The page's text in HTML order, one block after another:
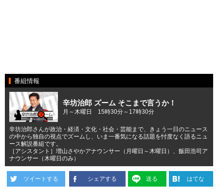
番組情報
辛坊治郎 ズーム そこまで言うか！
月～木曜日 15時30分～17時30分
辛坊治郎さんが政治・経済・文化・社会・芸能まで、きょう一日のニュース
の中から独自の視点でズームし、いま一番気になる話題を忖度なく語るニュ
ース解説番組です。
［アシスタント］増山さやかアナウンサー（月曜日～木曜日）、飯田浩司ア
ナウンサー（木曜日のみ）
ツイートする シェアする 送る はてな